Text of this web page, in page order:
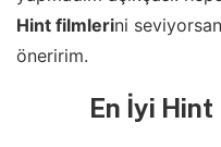
Hint filmlerini
öneririm.
En İyi